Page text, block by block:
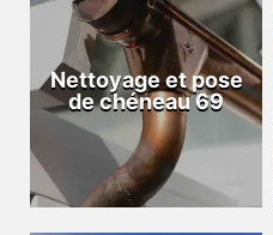
Nettoyage et pose
de chéneau 69